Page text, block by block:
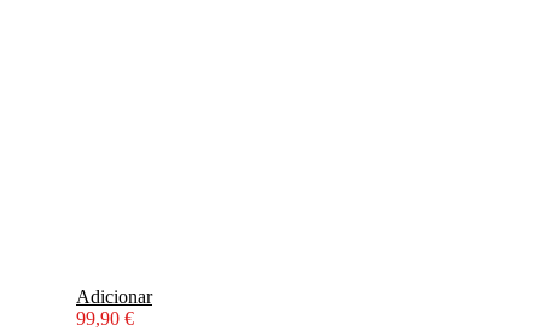
Adicionar
99,90 €